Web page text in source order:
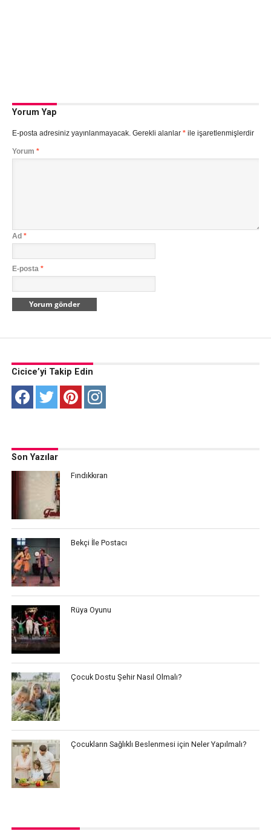
Yorum Yap
E-posta adresiniz yayınlanmayacak. Gerekli alanlar *ile işaretlenmişlerdir
Yorum *
Ad *
E-posta *
Cicice’yi Takip Edin
Son Yazılar
Fındıkkıran
Bekçi İle Postacı
Rüya Oyunu
Çocuk Dostu Şehir Nasıl Olmalı?
Çocukların Sağlıklı Beslenmesi için Neler Yapılmalı?